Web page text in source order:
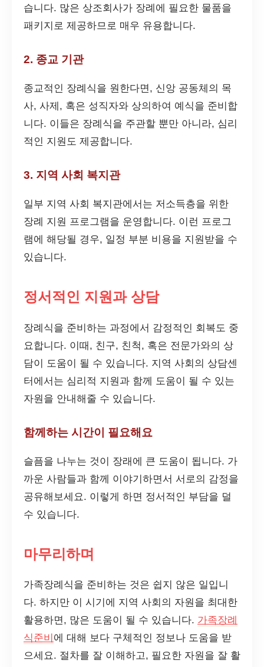
습니다. 많은 상조회사가 장례에 필요한 물품을
패키지로 제공하므로 매우 유용합니다.
2. 종교 기관
종교적인 장례식을 원한다면, 신앙 공동체의 목
사, 사제, 혹은 성직자와 상의하여 예식을 준비합
니다. 이들은 장례식을 주관할 뿐만 아니라, 심리
적인 지원도 제공합니다.
3. 지역 사회 복지관
일부 지역 사회 복지관에서는 저소득층을 위한
장례 지원 프로그램을 운영합니다. 이런 프로그
램에 해당될 경우, 일정 부분 비용을 지원받을 수
있습니다.
정서적인 지원과 상담
장례식을 준비하는 과정에서 감정적인 회복도 중
요합니다. 이때, 친구, 친척, 혹은 전문가와의 상
담이 도움이 될 수 있습니다. 지역 사회의 상담센
터에서는 심리적 지원과 함께 도움이 될 수 있는
자원을 안내해줄 수 있습니다.
함께하는 시간이 필요해요
슬픔을 나누는 것이 장래에 큰 도움이 됩니다. 가
까운 사람들과 함께 이야기하면서 서로의 감정을
공유해보세요. 이렇게 하면 정서적인 부담을 덜
수 있습니다.
마무리하며
가족장례식을 준비하는 것은 쉽지 않은 일입니
다. 하지만 이 시기에 지역 사회의 자원을 최대한
활용하면, 많은 도움이 될 수 있습니다. 가족장례
식준비 에 대해 보다 구체적인 정보나 도움을 받
으세요. 절차를 잘 이해하고, 필요한 자원을 잘 활